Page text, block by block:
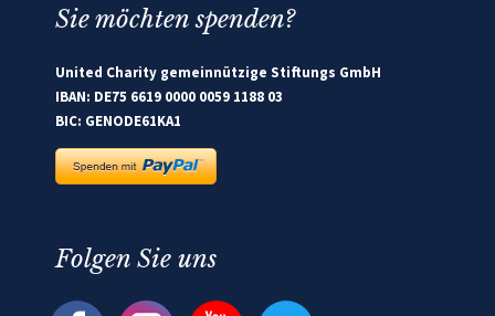
Sie möchten spenden?
United Charity gemeinnützige Stiftungs GmbH
IBAN: DE75 6619 0000 0059 1188 03
BIC: GENODE61KA1
Folgen Sie uns